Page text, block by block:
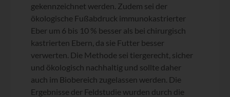
gekennzeichnet werden. Zudem sei der
ökologische Fußabdruck immunokastrierter
Eber um 6 bis 10 % besser als bei chirurgisch
kastrierten Ebern, da sie Futter besser
verwerten. Die Methode sei tiergerecht, sicher
und ökologisch nachhaltig und sollte daher
auch im Biobereich zugelassen werden. Die
Ergebnisse der Feldstudie wurden durch die